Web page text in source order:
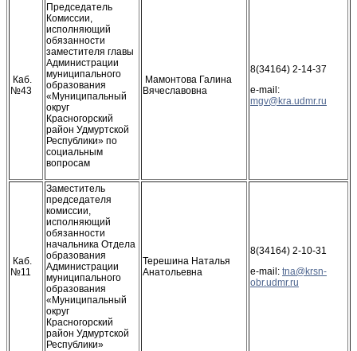
Каб.
№43
Председатель
Комиссии,
исполняющий
обязанности
заместителя главы
Администрации
муниципального
образования
«Муниципальный
округ
Красногорский
район Удмуртской
Республики» по
социальным
вопросам
Мамонтова Галина
Вячеславовна
8(34164) 2-14-37
e-mail:
Каб.
№11
Заместитель
председателя
комиссии,
исполняющий
обязанности
начальника Отдела
образования
Администрации
муниципального
образования
«Муниципальный
округ
Красногорский
район Удмуртской
Республики»
Терешина Наталья
Анатольевна
8(34164) 2-10-31
e-mail: